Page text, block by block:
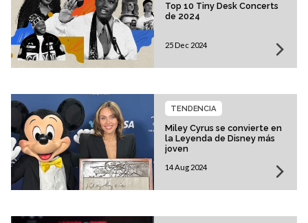
Top 10 Tiny Desk Concerts
de 2024
25 Dec 2024
Miley Cyrus se convierte en
la Leyenda de Disney más
joven
TENDENCIA
14 Aug 2024